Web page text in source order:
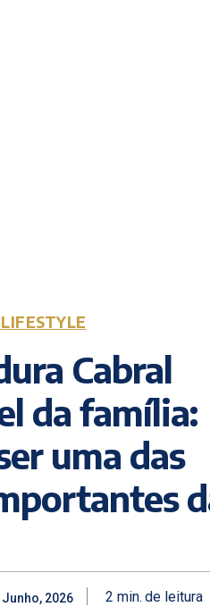
Cabral
da família:
uma das
Junho, 2026 2 min. de leitura